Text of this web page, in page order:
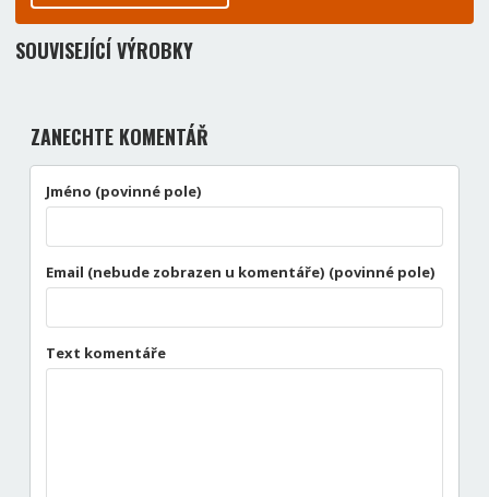
SOUVISEJÍCÍ VÝROBKY
ZANECHTE KOMENTÁŘ
Jméno (povinné pole)
Email (nebude zobrazen u komentáře) (povinné pole)
Text komentáře